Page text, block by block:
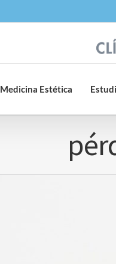
Medicina Estética